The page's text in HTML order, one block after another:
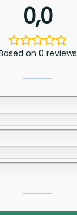
0,0
on 0 reviews